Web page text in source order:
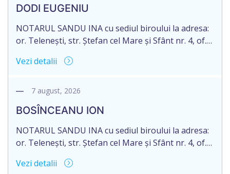
de 16.05.2027 termenul de opțiune pentru
acceptarea […]
DODI EUGENIU
NOTARUL SANDU INA cu sediul biroului la adresa:
or. Telenești, str. Ștefan cel Mare și Sfânt nr. 4, of.
succesorale în urma decesului cet. DODI EUGENIU,
2003035009604, decedat/ă la data de 12.01.2026
/doisprezece ianuarie anul două mii douăzeci și
șase/. Eliberarea certificatului de moștenitor este
[…]
Vezi detalii
7 august, 2026
BOSÎNCEANU ION
NOTARUL SANDU INA cu sediul biroului la adresa:
or. Telenești, str. Ștefan cel Mare și Sfânt nr. 4, of.
succesorale în urma decesului cet. BOSÎNCEANU
Vezi detalii